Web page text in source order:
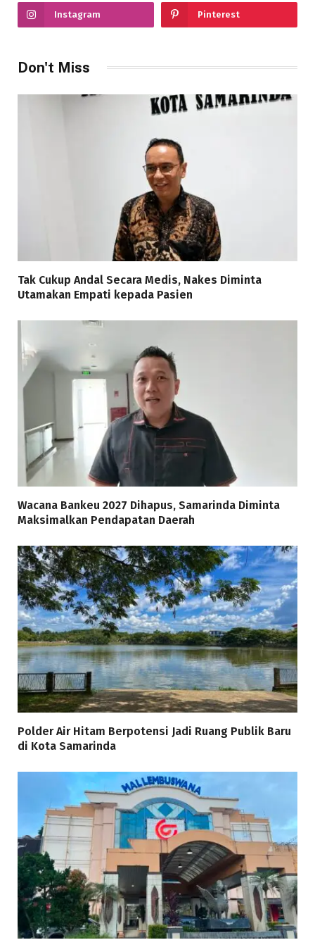
Instagram Pinterest
Don't Miss
Tak Cukup Andal Secara Medis, Nakes Diminta
Utamakan Empati kepada Pasien
Wacana Bankeu 2027 Dihapus, Samarinda Diminta
Maksimalkan Pendapatan Daerah
Polder Air Hitam Berpotensi Jadi Ruang Publik Baru
di Kota Samarinda